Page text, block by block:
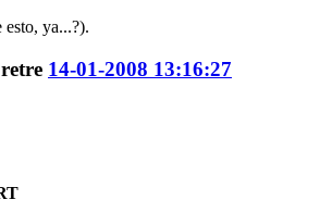
ya...?).
retre 14-01-2008 13:16:27